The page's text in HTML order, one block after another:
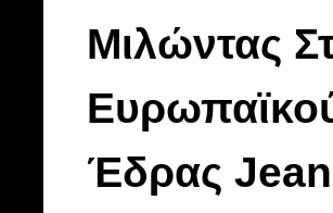
Μιλώντας
Έδρας